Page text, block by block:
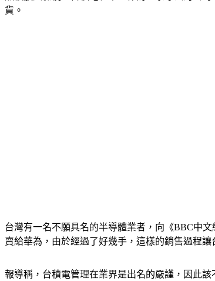
貨。
台灣有一名不願具名的半導體業者，向《BBC中
賣給華為，由於經過了好幾手，這樣的銷售過程讓
報導稱，台積電管理在業界是出名的嚴謹，因此